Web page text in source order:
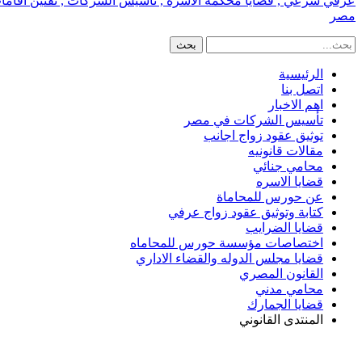
مصر
الرئيسية
اتصل بنا
اهم الاخبار
تأسيس الشركات في مصر
توثيق عقود زواج اجانب
مقالات قانونيه
محامي جنائي
قضايا الاسره
عن حورس للمحاماة
كتابة وتوثيق عقود زواج عرفي
قضايا الضرايب
اختصاصات مؤسسة حورس للمحاماه
قضايا مجلس الدوله والقضاء الاداري
القانون المصري
محامي مدني
قضايا الجمارك
المنتدى القانوني